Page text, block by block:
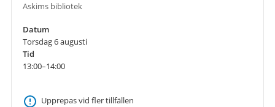
Askims bibliotek
Datum
Torsdag 6 augusti
Tid
13:00–14:00
Upprepas vid fler tillfällen